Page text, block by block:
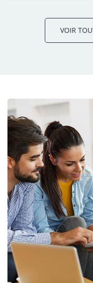
VOIR